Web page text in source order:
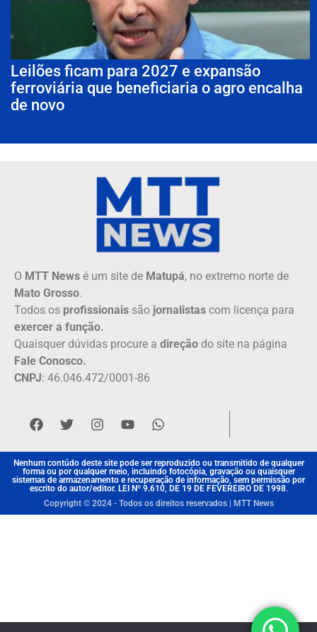
Leilões ficam para 2027 e expansão
ferroviária que beneficiaria o agro encalha
de novo
O MTT News é um site de Matupá, no extremo norte de
Mato Grosso.
Todos os profissionais são jornalistas com licença para
exercer a função.
Quaisquer dúvidas procure a direção do site na página
Fale Conosco.
CNPJ: 46.046.472/0001-86
Nenhum contúdo deste site pode ser reproduzido ou transmitido de qualquer
forma ou por qualquer meio, incluindo fotocópia, gravação ou quaisquer
sistemas de armazenamento e recuperação de informação, sem permissão por
escrito do autor/editor. LEI Nº 9.610, DE 19 DE FEVEREIRO DE 1998.
Copyright © 2024 - Todos os direitos reservados | MTT News